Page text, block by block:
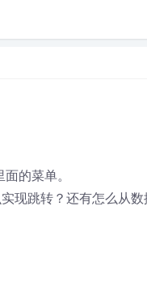
的菜单。
现跳转？还有怎么从